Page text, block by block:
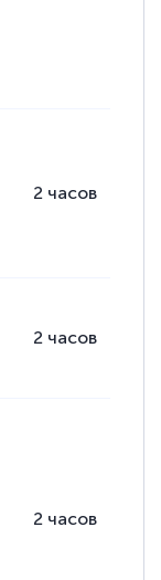
2 часов
2 часов
2 часов